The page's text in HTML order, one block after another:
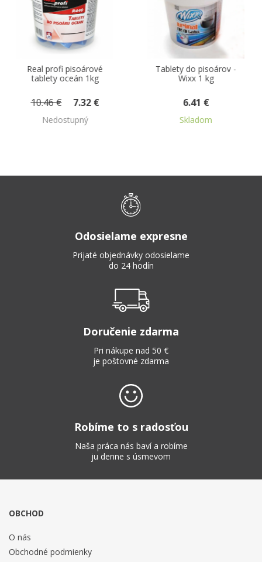
Real profi pisoárové
tablety oceán 1kg
10.46 € 7.32 €
Nedostupný
Tablety do pisoárov -
Wixx 1 kg
6.41 €
Skladom
Odosielame expresne
Prijaté objednávky odosielame
do 24 hodín
Doručenie zdarma
Pri nákupe nad 50 €
je poštovné zdarma
Robíme to s radosťou
Naša práca nás baví a robíme
ju denne s úsmevom
OBCHOD
O nás
Obchodné podmienky